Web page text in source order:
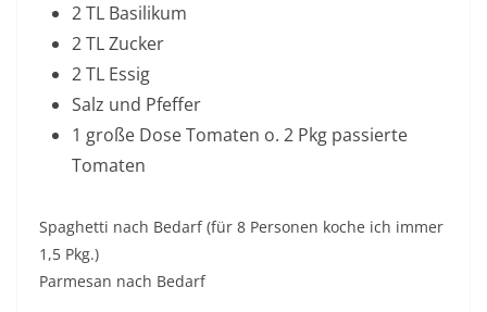
2 TL Basilikum
2 TL Zucker
2 TL Essig
Salz und Pfeffer
1 große Dose Tomaten o. 2 Pkg passierte
Tomaten
Spaghetti nach Bedarf (für 8 Personen koche ich immer
1,5 Pkg.)
Parmesan nach Bedarf